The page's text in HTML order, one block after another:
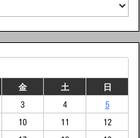
金 土 日
3 4 5
10 11 12